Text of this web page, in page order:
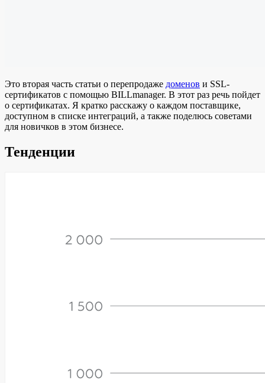
Это вторая часть статьи о перепродаже доменов и SSL-
сертификатов c помощью BILLmanager. В этот раз речь пойдет
о сертификатах. Я кратко расскажу о каждом поставщике,
доступном в списке интеграций, а также поделюсь советами
для новичков в этом бизнесе.
Тенденции